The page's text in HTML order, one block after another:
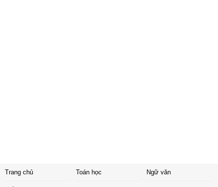
Trang chủ Toán học Ngữ văn